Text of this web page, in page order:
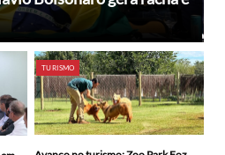
TURISMO